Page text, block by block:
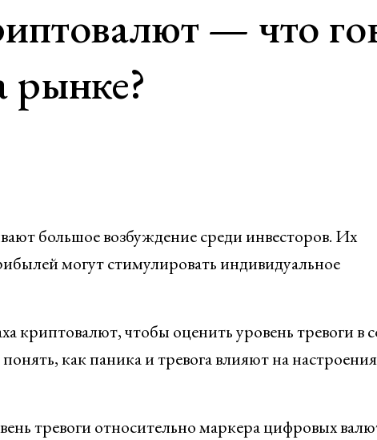
— что
рынке?
большое возбуждение среди инвесторов. Их
могут стимулировать индивидуальное
криптовалют, чтобы оценить уровень тревоги в
как паника и тревога влияют на
тревоги относительно маркера цифровых